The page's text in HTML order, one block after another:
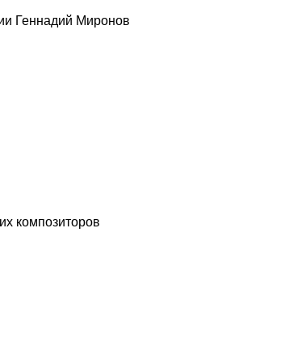
Геннадий Миронов
композиторов